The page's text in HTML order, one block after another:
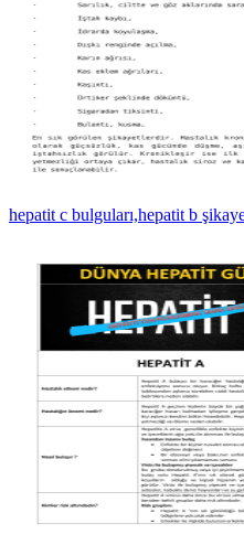
hepatit c bulguları,hepatit b